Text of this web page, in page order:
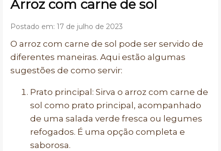
Arroz com carne de sol
Postado em: 17 de julho de 2023
O arroz com carne de sol pode ser servido de
diferentes maneiras. Aqui estão algumas
sugestões de como servir:
Prato principal: Sirva o arroz com carne de
sol como prato principal, acompanhado
de uma salada verde fresca ou legumes
refogados. É uma opção completa e
saborosa.